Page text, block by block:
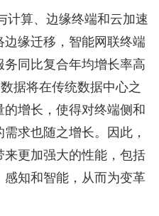
计算、边缘终端和云加速
缘迁移，智能网联终端
同比复合年均增长率高
据将在传统数据中心之
增长，使得对终端侧和
求也随之增长。因此，
更加强大的性能，包括
知和智能，从而为变革